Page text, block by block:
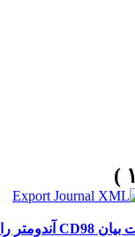
کلومیفن سیترات بیان CD98 آندومتر را